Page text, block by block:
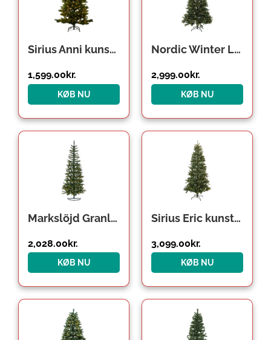
Sirius Anni kunstigt juletræ med lys, 180 cm
1,599.00kr.
KØB NU
Nordic Winter Lifa kunstigt juletræ med lys, 210 x 142 cm
2,999.00kr.
KØB NU
Markslöjd Granlund halvt kunstigt juletræ med lys, 210 cm
2,028.00kr.
KØB NU
Sirius Eric kunstigt juletræ med lys, 240 cm
3,099.00kr.
KØB NU